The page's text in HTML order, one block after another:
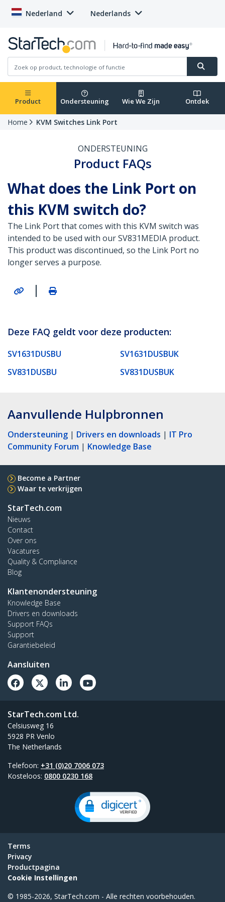
Nederland Nederlands
Product Ondersteuning Wie We Zijn Ontdek
Home KVM Switches Link Port
ONDERSTEUNING
Product FAQs
What does the Link Port on
this KVM switch do?
The Link Port that comes with this KVM switch was
intended to be used with our SV831MEDIA product.
This product was discontinued, so the Link Port no
longer serves a purpose.
|
Deze FAQ geldt voor deze producten:
SV1631DUSBU
SV1631DUSBUK
SV831DUSBU
SV831DUSBUK
Aanvullende Hulpbronnen
Ondersteuning | Drivers en downloads | IT Pro
Community Forum | Knowledge Base
Become a Partner
Waar te verkrijgen
StarTech.com
Nieuws
Contact
Over ons
Vacatures
Quality & Compliance
Blog
Klantenondersteuning
Knowledge Base
Drivers en downloads
Support FAQs
Support
Garantiebeleid
Aansluiten
StarTech.com Ltd.
Celsiusweg 16
5928 PR Venlo
The Netherlands
Telefoon: +31 (0)20 7006 073
Kosteloos: 0800 0230 168
Terms
Privacy
Productpagina
Cookie Instellingen
© 1985-2026, StarTech.com - Alle rechten voorbehouden.